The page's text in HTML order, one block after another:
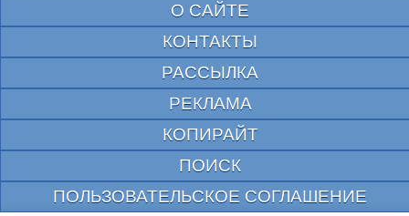
О САЙТЕ
КОНТАКТЫ
РАССЫЛКА
РЕКЛАМА
КОПИРАЙТ
ПОИСК
ПОЛЬЗОВАТЕЛЬСКОЕ СОГЛАШЕНИЕ